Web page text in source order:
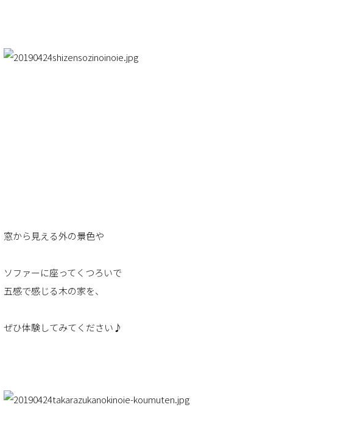
窓から見える外の景色や
ソファーに座ってくつろいで
五感で感じる木の家を、
ぜひ体験してみてください♪